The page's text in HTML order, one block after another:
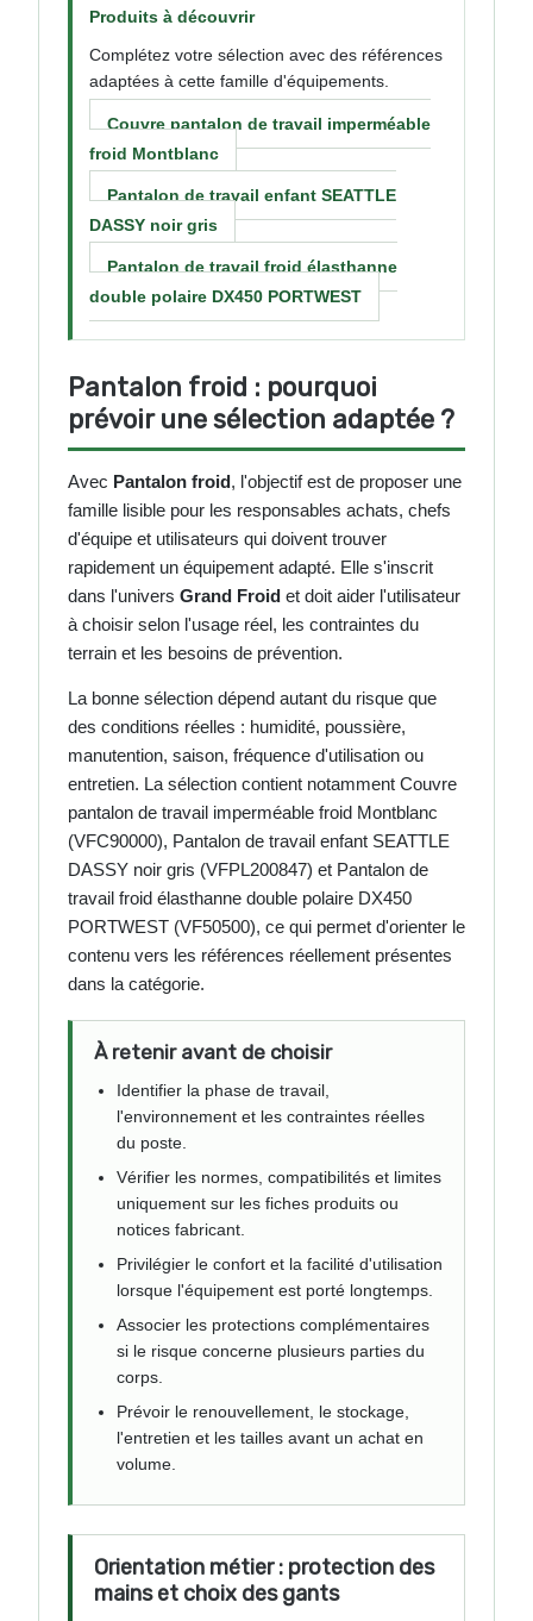
Produits à découvrir
Complétez votre sélection avec des références
adaptées à cette famille d'équipements.
Couvre pantalon de travail imperméable
froid Montblanc
Pantalon de travail enfant SEATTLE
DASSY noir gris
Pantalon de travail froid élasthanne
double polaire DX450 PORTWEST
Pantalon froid : pourquoi
prévoir une sélection adaptée ?
Avec Pantalon froid, l'objectif est de proposer une
famille lisible pour les responsables achats, chefs
d'équipe et utilisateurs qui doivent trouver
rapidement un équipement adapté. Elle s'inscrit
dans l'univers Grand Froid et doit aider l'utilisateur
à choisir selon l'usage réel, les contraintes du
terrain et les besoins de prévention.
La bonne sélection dépend autant du risque que
des conditions réelles : humidité, poussière,
manutention, saison, fréquence d'utilisation ou
entretien. La sélection contient notamment Couvre
pantalon de travail imperméable froid Montblanc
(VFC90000), Pantalon de travail enfant SEATTLE
DASSY noir gris (VFPL200847) et Pantalon de
travail froid élasthanne double polaire DX450
PORTWEST (VF50500), ce qui permet d'orienter le
contenu vers les références réellement présentes
dans la catégorie.
À retenir avant de choisir
Identifier la phase de travail,
l'environnement et les contraintes réelles
du poste.
Vérifier les normes, compatibilités et limites
uniquement sur les fiches produits ou
notices fabricant.
Privilégier le confort et la facilité d'utilisation
lorsque l'équipement est porté longtemps.
Associer les protections complémentaires
si le risque concerne plusieurs parties du
corps.
Prévoir le renouvellement, le stockage,
l'entretien et les tailles avant un achat en
volume.
Orientation métier : protection des
mains et choix des gants